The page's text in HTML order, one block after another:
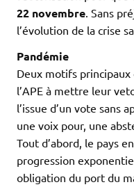
22 novembre. Sans
l’évolution de la crise
Pandémie
Deux motifs
l’APE à mettre leur
l’issue d’un vote sans
une voix pour, une
Tout d’abord, le pays
progression
obligation du port du